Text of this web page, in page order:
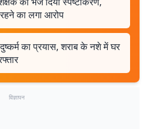
का लगा आरोप
दुष्कर्म का प्रयास, शराब के नशे में घर
विज्ञापन